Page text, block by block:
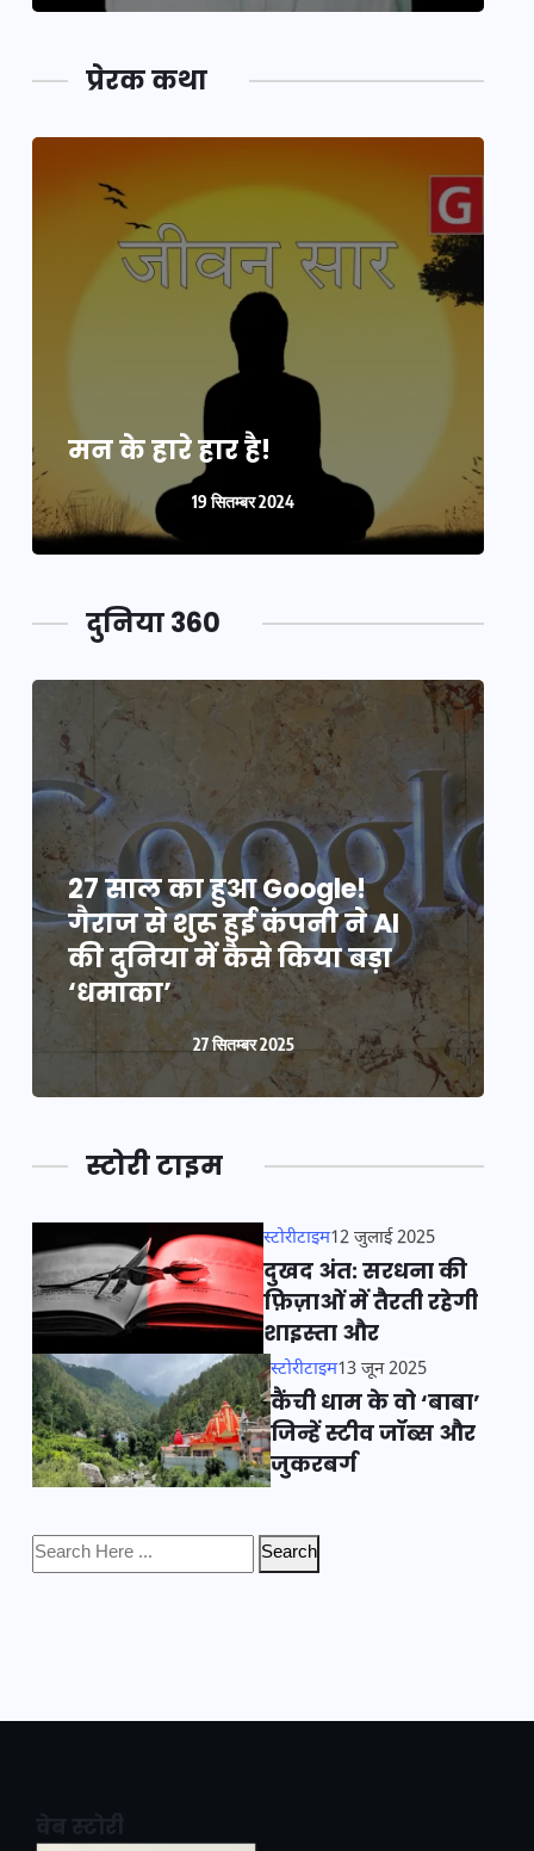
प्रेरक कथा
मन के हारे हार है!
19 सितम्बर 2024
दुनिया 360
27 साल का हुआ Google!
गैराज से शुरू हुई कंपनी ने AI
की दुनिया में कैसे किया बड़ा
‘धमाका’
27 सितम्बर 2025
स्टोरी टाइम
स्टोरीटाइम12 जुलाई 2025
दुखद अंत: सरधना की
फ़िज़ाओं में तैरती रहेगी
शाइस्ता और
स्टोरीटाइम13 जून 2025
कैंची धाम के वो ‘बाबा’
जिन्हें स्टीव जॉब्स और
जुकरबर्ग
Search